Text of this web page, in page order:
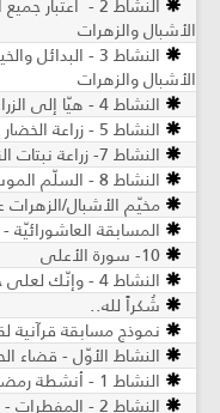
النشاط 2 -
الأشبال والزهرات
النشاط 3 -
الأشبال والزهرات
النشاط 4 - هيّا إلى الزراعة - مرحلة الأشبال والزهرات
النشاط 5 - زراعة الخضار في الصيف - مرحلة الأشبال والزهرات
النشاط 7- زراعة نبتات الزينة في الصيف - مرحلة الأشبال والزهرات
النشاط 8 - السلّم الموسيقي - مرحلة الأشبال والزهرات
مخيّم الأشبال/
المسابقة العاشورائيّة
10- سورة الأعلى
النشاط 4 - وإنّك لعلى خلق عظيم - مرحلة البراعم
شُكراً لله..
نموذج مسابقة قرآنية
النشاط الأوّل - قضاء
النشاط 1 - أنشطة رمضانيّة - مرحلة الأشبال والزهرات
النشاط 2 - المفطرات - مرحلة الأشبال والزهرات